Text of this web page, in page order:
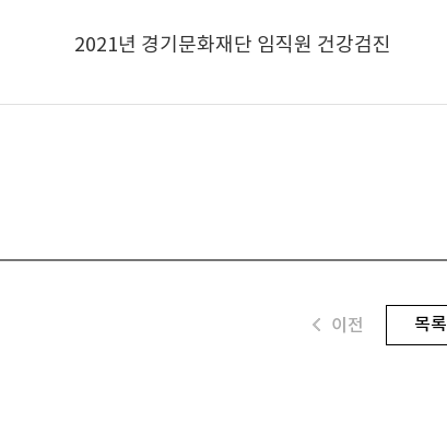
2021년 경기문화재단 임직원 건강검진
이전 목록